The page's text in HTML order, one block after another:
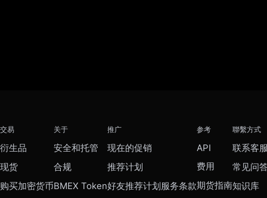
交易
衍生品
现货
购买加密货币
关于
安全和托管
合规
BMEX Token
推广
现在的促销
推荐计划
好友推荐计划服务条款
参考
API
费用
期货指南
聯繫方式
联系客
常见问
知识库